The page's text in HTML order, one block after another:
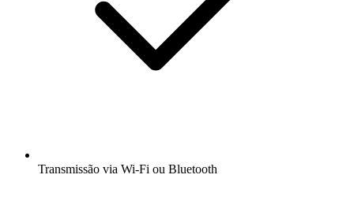
Transmissão via Wi-Fi ou Bluetooth